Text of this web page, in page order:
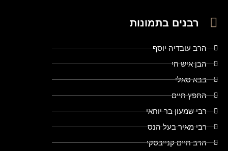
רבנים בתמונות
הרב עובדיה יוסף
הבן איש חי
בבא סאלי
החפץ חיים
רבי שמעון בר יוחאי
רבי מאיר בעל הנס
הרב חיים קנייבסקי